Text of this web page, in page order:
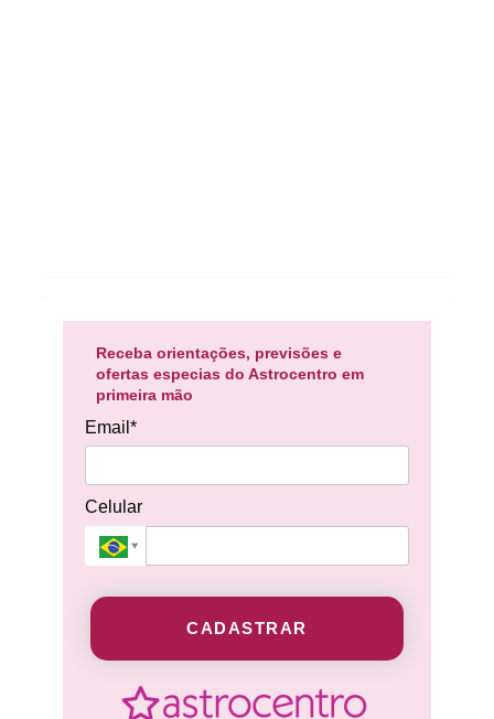
Receba orientações, previsões e
ofertas especias do Astrocentro em
primeira mão
Email*
Celular
CADASTRAR